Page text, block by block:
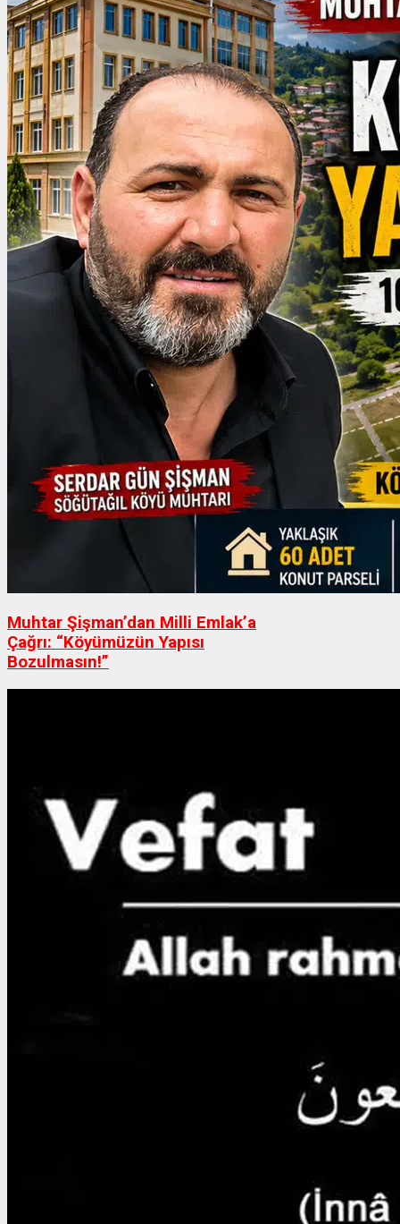
Muhtar Şişman’dan Milli Emlak’a
Çağrı: “Köyümüzün Yapısı
Bozulmasın!”